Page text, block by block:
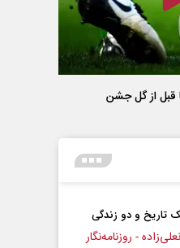
قبل از گل جشن
و دو زندگی
- روزنامه‌نگار